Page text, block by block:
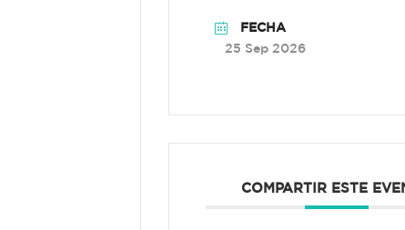
FECHA
25 Sep 2026
COMPARTIR ESTE